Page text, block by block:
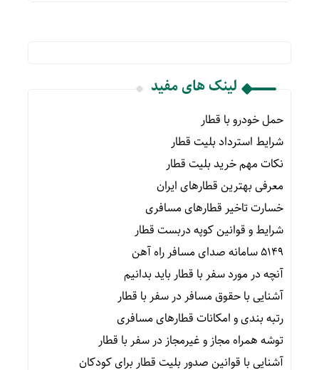
لینک های مفید
حمل خودرو با قطار
شرایط استرداد بلیت قطار
نکات مهم خرید بلیت قطار
معرفی بهترین قطارهای ایران
خسارت تاخیر قطارهای مسافری
شرایط و قوانین کوپه دربست قطار
۵۱۴۹ سامانه صدای مسافر راه آهن
آنچه در مورد سفر با قطار باید بدانیم
آشنایی با حقوق مسافر در سفر با قطار
رتبه بندی و امکانات قطارهای مسافری
توشه همراه مجاز و غیرمجاز در سفر با قطار
آشنایی با قوانین صدور بلیت قطار برای کودکان